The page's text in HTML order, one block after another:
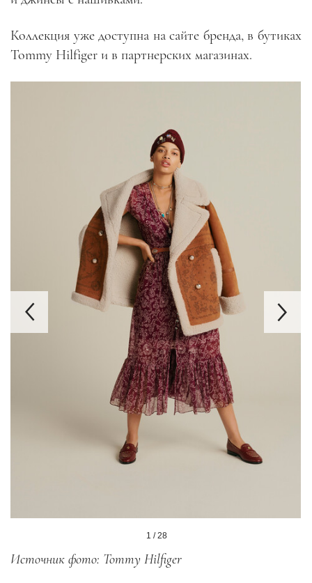
Коллекция уже доступна на сайте бренда, в бутиках
Tommy Hilfiger и в партнерских магазинах.
1 / 28
Источник фото: Tommy Hilfiger